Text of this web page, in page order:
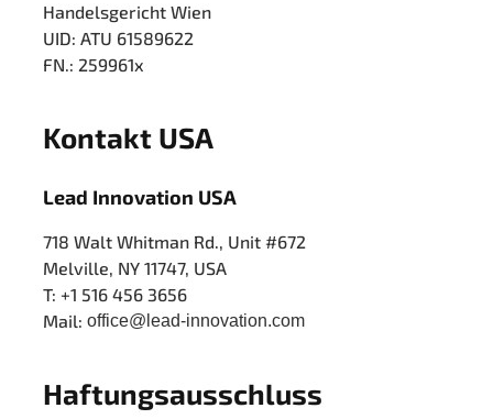
Handelsgericht Wien
UID: ATU 61589622
FN.: 259961x
Kontakt USA
Lead Innovation USA
718 Walt Whitman Rd., Unit #672
Melville, NY 11747, USA
T: +1 516 456 3656
Mail: office@lead-innovation.com
Haftungsausschluss